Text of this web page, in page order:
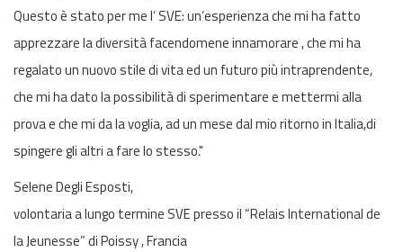
Questo è stato per me l’ SVE: un’esperienza che mi ha fatto
apprezzare la diversità facendomene innamorare , che mi ha
regalato un nuovo stile di vita ed un futuro più intraprendente,
che mi ha dato la possibilità di sperimentare e mettermi alla
prova e che mi da la voglia, ad un mese dal mio ritorno in Italia,di
spingere gli altri a fare lo stesso."
Selene Degli Esposti,
volontaria a lungo termine SVE presso il “Relais International de
la Jeunesse” di Poissy , Francia